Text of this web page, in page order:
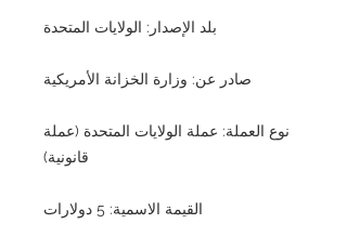
بلد الإصدار: الولايات المتحدة
صادر عن: وزارة الخزانة الأمريكية
نوع العملة: عملة الولايات المتحدة (عملة
قانونية)
القيمة الاسمية: 5 دولارات